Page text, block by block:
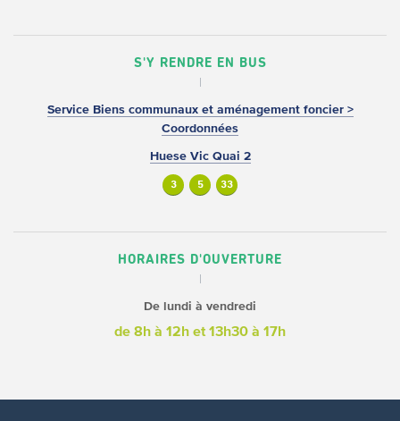
S'Y RENDRE EN BUS
Service Biens communaux et aménagement foncier >
Coordonnées
Huese Vic Quai 2
3 5 33
HORAIRES D'OUVERTURE
De lundi à vendredi
de 8h à 12h et 13h30 à 17h